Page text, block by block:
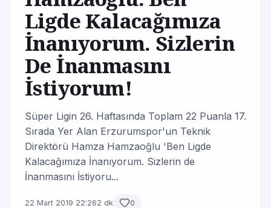
Ligde Kalacağımıza
İnanıyorum. Sizlerin
De İnanmasını
İstiyorum!
Süper Ligin 26. Haftasında Toplam 22 Puanla 17.
Sırada Yer Alan Erzurumspor'un Teknik
Direktörü Hamza Hamzaoğlu 'Ben Ligde
Kalacağımıza İnanıyorum. Sizlerin de
İnanmasını İstiyoru...
22 Mart 2019 22:262 dk 0